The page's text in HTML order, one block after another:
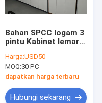
Bahan SPCC logam 3
pintu Kabinet lemari
camlock
Harga:USD50
MOQ:30 PC
dapatkan harga terbaru
Hubungi sekarang